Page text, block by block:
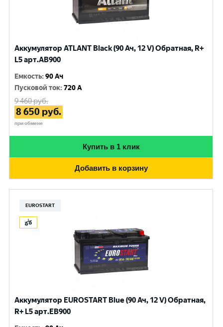
Аккумулятор ATLANT Black (90 Ач, 12 V) Обратная, R+
L5 арт.AB900
Емкость:90 Ач
Пусковой ток:720 A
9 460руб.
8 650 руб.
при обмене
Купить в 1 клик
Добавить в корзину
EUROSTART
Аккумулятор EUROSTART Blue (90 Ач, 12 V) Обратная,
R+ L5 арт.EB900